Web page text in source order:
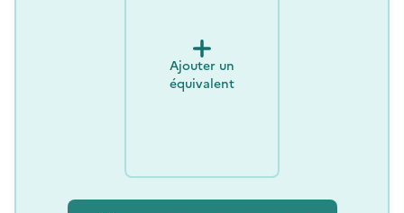
Ajouter un
équivalent